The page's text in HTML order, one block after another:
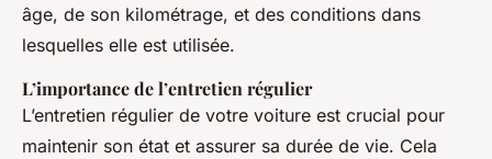
âge, de son kilométrage, et des conditions dans
lesquelles elle est utilisée.
L’importance de l’entretien régulier
L’entretien régulier de votre voiture est crucial pour
maintenir son état et assurer sa durée de vie. Cela